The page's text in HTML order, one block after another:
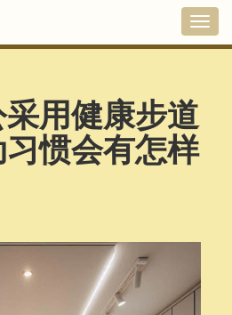
切
用健康步道
惯会有怎样